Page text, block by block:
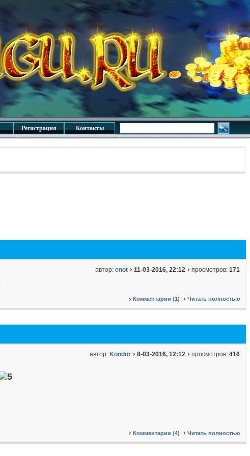
Регистрация Контакты
автор: enot 11-03-2016, 22:12 просмотров: 171
Комментарии (1) Читать полностью
автор: Kondor 8-03-2016, 12:12 просмотров: 416
Комментарии (4) Читать полностью